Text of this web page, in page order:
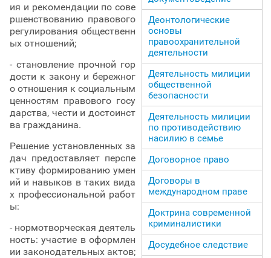
ия и рекомендации по сове
ршенствованию правового
регулирования общественн
ых отношений;
- становление прочной гор
дости к закону и бережног
о отношения к социальным
ценностям правового госу
дарства, чести и достоинст
ва гражданина.
Решение установленных за
дач предоставляет перспе
ктиву формированию умен
ий и навыков в таких вида
х профессиональной работ
ы:
- нормотворческая деятель
ность: участие в оформлен
ии законодательных актов;
Деонтологические
основы
правоохранительной
деятельности
Деятельность милиции
общественной
безопасности
Деятельность милиции
по противодействию
насилию в семье
Договорное право
Договоры в
международном праве
Доктрина современной
криминалистики
Досудебное следствие